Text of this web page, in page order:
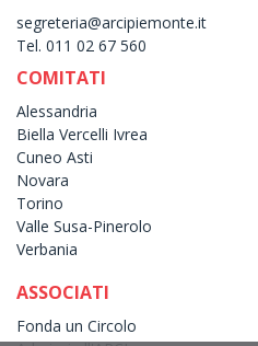
segreteria@arcipiemonte.it
Tel. 011 02 67 560
COMITATI
Alessandria
Biella Vercelli Ivrea
Cuneo Asti
Novara
Torino
Valle Susa-Pinerolo
Verbania
ASSOCIATI
Fonda un Circolo